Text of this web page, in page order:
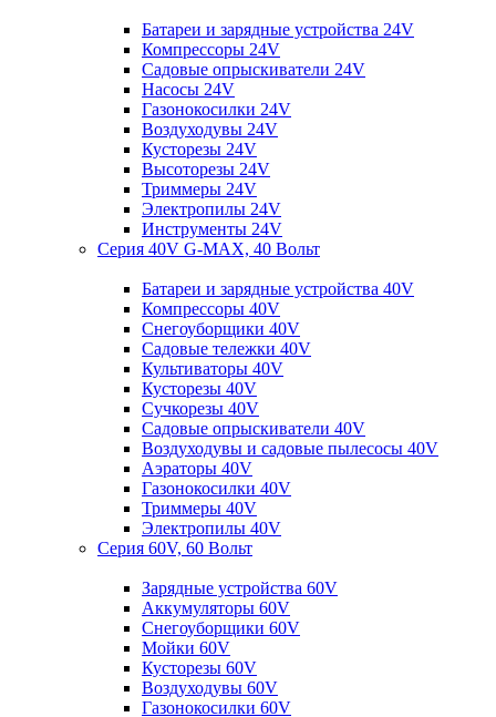
Батареи и зарядные устройства 24V
Компрессоры 24V
Садовые опрыскиватели 24V
Насосы 24V
Газонокосилки 24V
Воздуходувы 24V
Кусторезы 24V
Высоторезы 24V
Триммеры 24V
Электропилы 24V
Инструменты 24V
Серия 40V G-MAX, 40 Вольт
Батареи и зарядные устройства 40V
Компрессоры 40V
Снегоуборщики 40V
Садовые тележки 40V
Культиваторы 40V
Кусторезы 40V
Сучкорезы 40V
Садовые опрыскиватели 40V
Воздуходувы и садовые пылесосы 40V
Аэраторы 40V
Газонокосилки 40V
Триммеры 40V
Электропилы 40V
Серия 60V, 60 Вольт
Зарядные устройства 60V
Аккумуляторы 60V
Снегоуборщики 60V
Мойки 60V
Кусторезы 60V
Воздуходувы 60V
Газонокосилки 60V